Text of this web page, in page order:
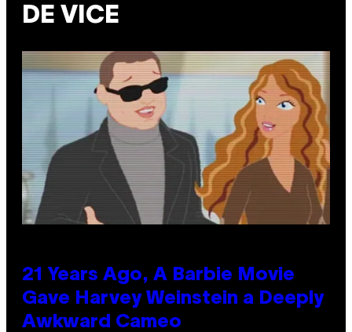
DE VICE
21 Years Ago, A Barbie Movie
Gave Harvey Weinstein a Deeply
Awkward Cameo